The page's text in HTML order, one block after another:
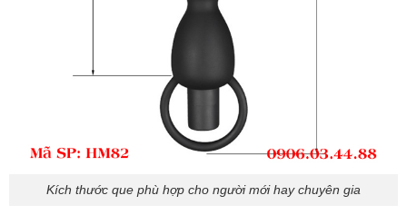
Kích thước que phù hợp cho người mới hay chuyên gia